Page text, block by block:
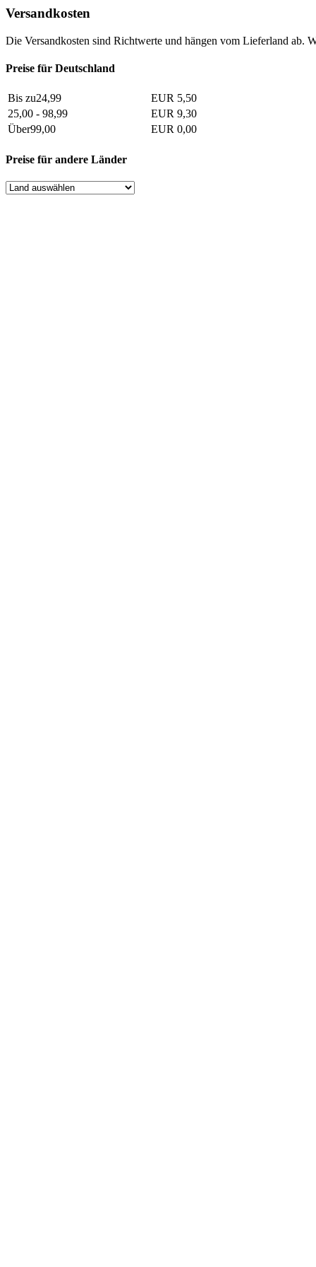
Versandkosten
Die Versandkosten sind Richtwerte und hängen vom Lieferland ab.
Preise für Deutschland
Bis zu24,99
EUR 5,50
25,00 - 98,99
EUR 9,30
Über99,00
EUR 0,00
Preise für andere Länder